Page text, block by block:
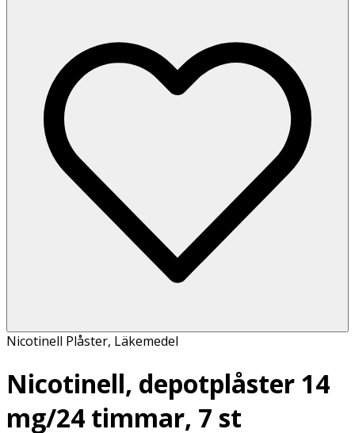
Nicotinell Plåster, Läkemedel
Nicotinell, depotplåster 14
mg/24 timmar, 7 st